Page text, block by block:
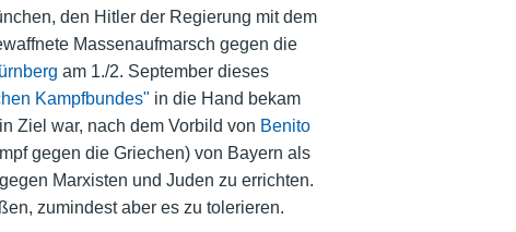
den Hitler der Regierung mit dem
Massenaufmarsch gegen die
am 1./2. September dieses
Kampfbundes" in die Hand bekam
Ziel war, nach dem Vorbild von Benito
gegen die Griechen) von Bayern als
Marxisten und Juden zu errichten.
zumindest aber es zu tolerieren.